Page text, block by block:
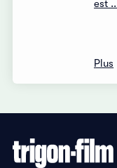
est
Plus